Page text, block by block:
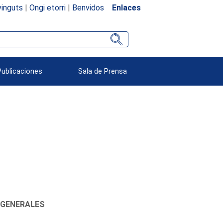
| Ongi etorri| Benvidos Enlaces
Sala de Prensa